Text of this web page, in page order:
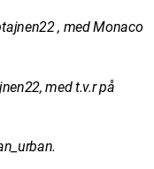
, med Monaco
med t.v.r på